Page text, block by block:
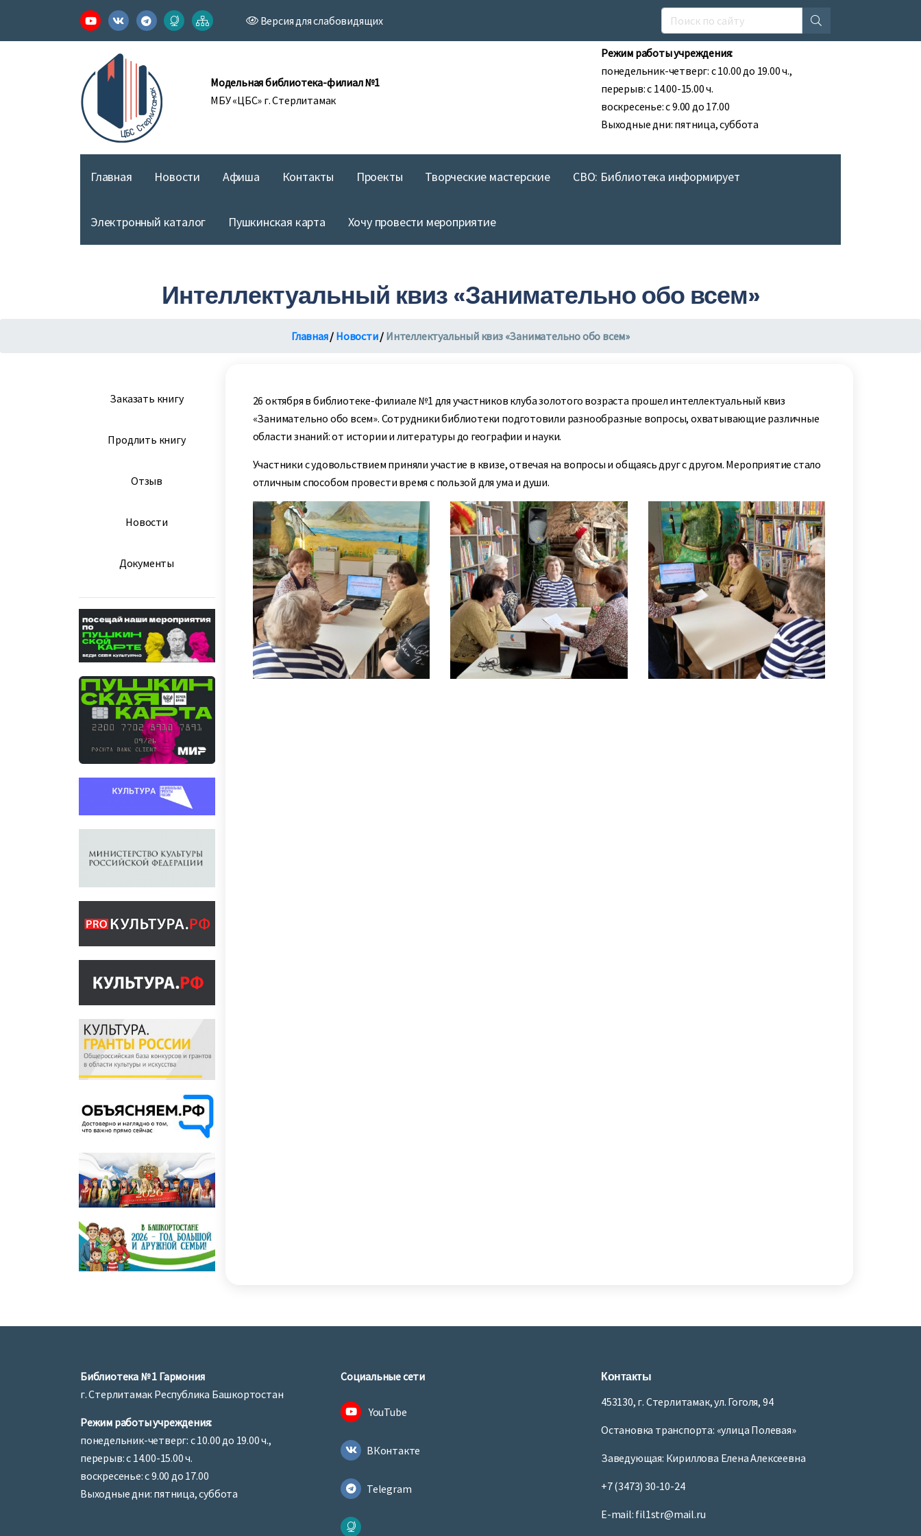
Модельная библиотека-филиал №1
МБУ «ЦБС» г. Стерлитамак
Режим работы учреждения:
понедельник-четверг: с 10.00 до 19.00 ч.,
перерыв: с 14.00-15.00 ч.
воскресенье: с 9.00 до 17.00
Выходные дни: пятница, суббота
Версия для слабовидящих
Главная Новости Афиша Контакты Проекты Творческие мастерские СВО: Библиотека информирует
Электронный каталог Пушкинская карта Хочу провести мероприятие
Интеллектуальный квиз «Занимательно обо всем»
Главная/ Новости/ Интеллектуальный квиз «Занимательно обо всем»
Заказать книгу
Продлить книгу
Отзыв
Новости
Документы
26 октября в библиотеке-филиале №1 для участников клуба золотого возраста прошел интеллектуальный квиз
«Занимательно обо всем». Сотрудники библиотеки подготовили разнообразные вопросы, охватывающие различные
области знаний: от истории и литературы до географии и науки.
Участники с удовольствием приняли участие в квизе, отвечая на вопросы и общаясь друг с другом. Мероприятие стало
отличным способом провести время с пользой для ума и души.
Библиотека № 1 Гармония
г. Стерлитамак Республика Башкортостан
Режим работы учреждения:
понедельник-четверг: с 10.00 до 19.00 ч.,
перерыв: с 14.00-15.00 ч.
воскресенье: с 9.00 до 17.00
Выходные дни: пятница, суббота
Социальные сети
YouTube
ВКонтакте
Telegram
Контакты
453130, г. Стерлитамак, ул. Гоголя, 94
Остановка транспорта: «улица Полевая»
Заведующая: Кириллова Елена Алексеевна
+7 (3473) 30-10-24
E-mail: fil1str@mail.ru